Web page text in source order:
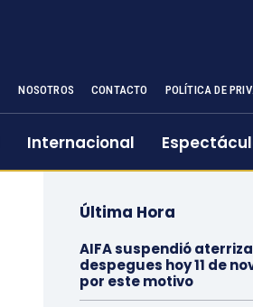
NOSOTROS CONTACTO POLÍTICA DE
Internacional
Última Hora
AIFA suspendió
despegues hoy 11 de
por este motivo